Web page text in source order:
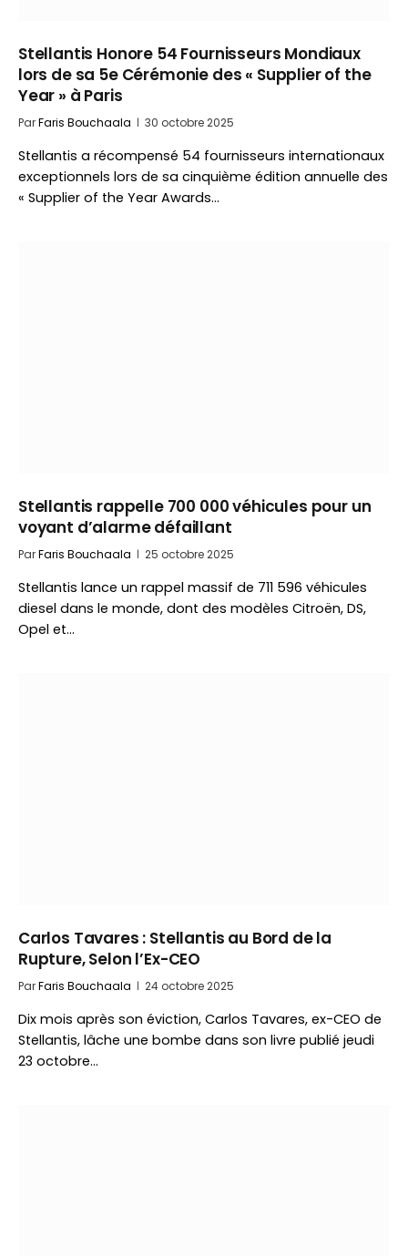
Stellantis Honore 54 Fournisseurs Mondiaux
lors de sa 5e Cérémonie des « Supplier of the
Year » à Paris
ParFaris Bouchaala 30 octobre 2025
Stellantis a récompensé 54 fournisseurs internationaux
exceptionnels lors de sa cinquième édition annuelle des
« Supplier of the Year Awards…
Stellantis rappelle 700 000 véhicules pour un
voyant d’alarme défaillant
ParFaris Bouchaala 25 octobre 2025
Stellantis lance un rappel massif de 711 596 véhicules
diesel dans le monde, dont des modèles Citroën, DS,
Opel et…
Carlos Tavares : Stellantis au Bord de la
Rupture, Selon l’Ex-CEO
ParFaris Bouchaala 24 octobre 2025
Dix mois après son éviction, Carlos Tavares, ex-CEO de
Stellantis, lâche une bombe dans son livre publié jeudi
23 octobre…